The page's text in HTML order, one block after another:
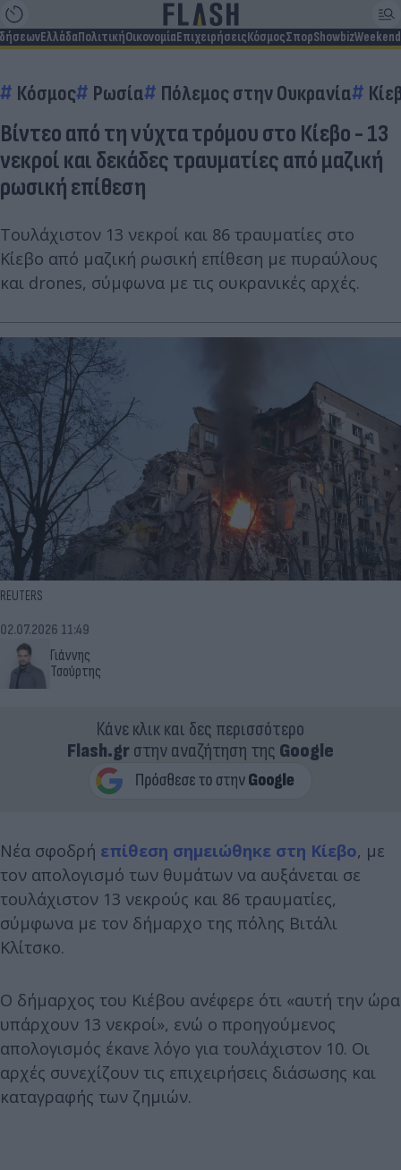
ΕλλάδαΠολιτικήΟικονομίαΕπιχειρήσειςΚόσμοςΣπορShowbizWeekend
Κόσμος Ρωσία Πόλεμος στην Ουκρανία
Βίντεο από τη νύχτα τρόμου στο Κίεβο - 13
νεκροί και δεκάδες τραυματίες από μαζική
ρωσική επίθεση
Τουλάχιστον 13 νεκροί και 86 τραυματίες στο
Κίεβο από μαζική ρωσική επίθεση με πυραύλους
και drones, σύμφωνα με τις ουκρανικές αρχές.
REUTERS
Γιάννης
Τσούρτης
02.07.2026 11:49
Κάνε κλικ και δες περισσότερο
Flash.grστην αναζήτηση της Google
Νέα σφοδρή επίθεση σημειώθηκε στη Κίεβο, με
τον απολογισμό των θυμάτων να αυξάνεται σε
τουλάχιστον 13 νεκρούς και 86 τραυματίες,
σύμφωνα με τον δήμαρχο της πόλης Βιτάλι
Κλίτσκο.
Ο δήμαρχος του Κιέβου ανέφερε ότι «αυτή την ώρα
υπάρχουν 13 νεκροί», ενώ ο προηγούμενος
απολογισμός έκανε λόγο για τουλάχιστον 10. Οι
αρχές συνεχίζουν τις επιχειρήσεις διάσωσης και
καταγραφής των ζημιών.